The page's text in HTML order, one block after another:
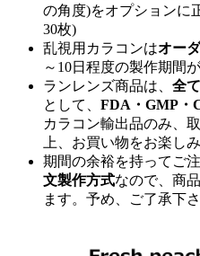
の角度)をオプションに
30枚)
乱視用カラコンはオー
～10日程度の製作期間
ランレンズ商品は、 全
として、 FDA・GMP・
カラコン輸出品のみ、
上、お買い物をお楽し
期間の余裕を持ってご
文製作方式なので、商
ます。予め、ご了承下さ